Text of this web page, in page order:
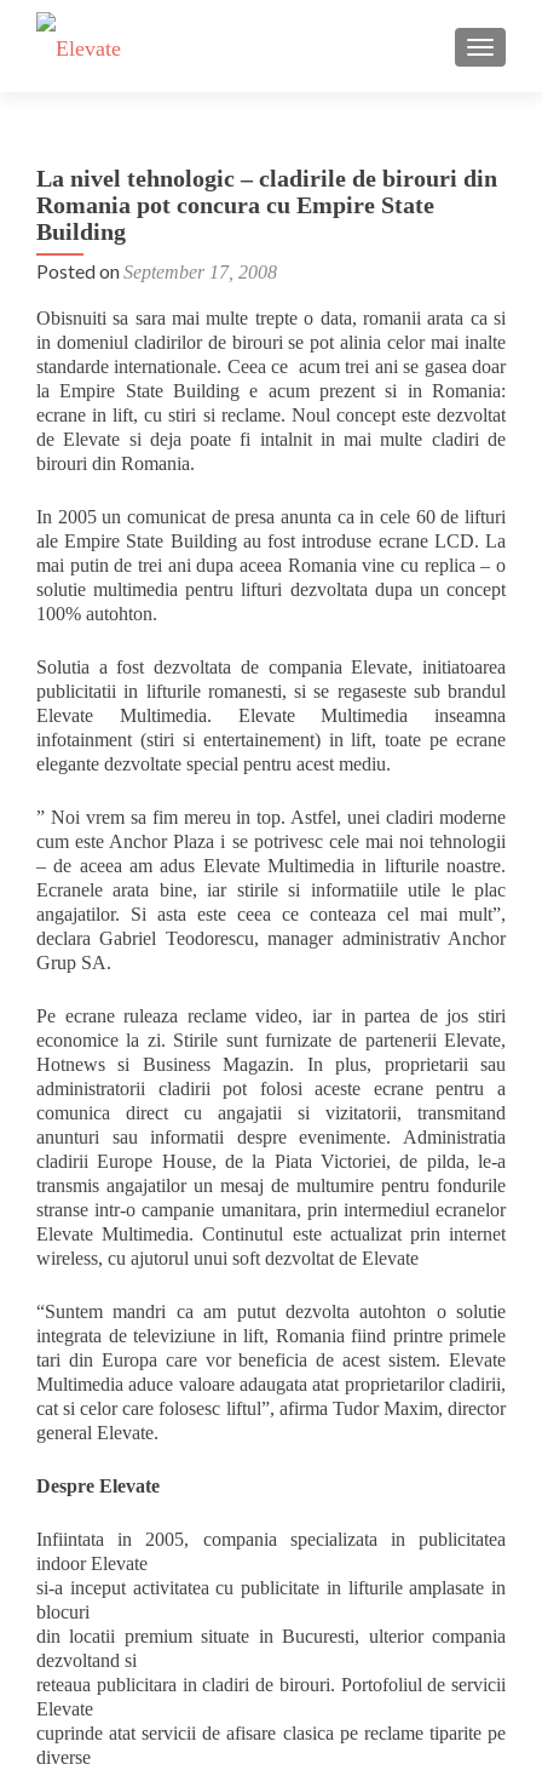
La nivel tehnologic – cladirile de birouri din
Romania pot concura cu Empire State
Building
Posted onSeptember 17, 2008
Obisnuiti sa sara mai multe trepte o data, romanii arata ca si
in domeniul cladirilor de birouri se pot alinia celor mai inalte
standarde internationale. Ceea ce acum trei ani se gasea doar
la Empire State Building e acum prezent si in Romania:
ecrane in lift, cu stiri si reclame. Noul concept este dezvoltat
de Elevate si deja poate fi intalnit in mai multe cladiri de
birouri din Romania.
In 2005 un comunicat de presa anunta ca in cele 60 de lifturi
ale Empire State Building au fost introduse ecrane LCD. La
mai putin de trei ani dupa aceea Romania vine cu replica – o
solutie multimedia pentru lifturi dezvoltata dupa un concept
100% autohton.
Solutia a fost dezvoltata de compania Elevate, initiatoarea
publicitatii in lifturile romanesti, si se regaseste sub brandul
Elevate Multimedia. Elevate Multimedia inseamna
infotainment (stiri si entertainement) in lift, toate pe ecrane
elegante dezvoltate special pentru acest mediu.
” Noi vrem sa fim mereu in top. Astfel, unei cladiri moderne
cum este Anchor Plaza i se potrivesc cele mai noi tehnologii
– de aceea am adus Elevate Multimedia in lifturile noastre.
Ecranele arata bine, iar stirile si informatiile utile le plac
angajatilor. Si asta este ceea ce conteaza cel mai mult”,
declara Gabriel Teodorescu, manager administrativ Anchor
Grup SA.
Pe ecrane ruleaza reclame video, iar in partea de jos stiri
economice la zi. Stirile sunt furnizate de partenerii Elevate,
Hotnews si Business Magazin. In plus, proprietarii sau
administratorii cladirii pot folosi aceste ecrane pentru a
comunica direct cu angajatii si vizitatorii, transmitand
anunturi sau informatii despre evenimente. Administratia
cladirii Europe House, de la Piata Victoriei, de pilda, le-a
transmis angajatilor un mesaj de multumire pentru fondurile
stranse intr-o campanie umanitara, prin intermediul ecranelor
Elevate Multimedia. Continutul este actualizat prin internet
wireless, cu ajutorul unui soft dezvoltat de Elevate
“Suntem mandri ca am putut dezvolta autohton o solutie
integrata de televiziune in lift, Romania fiind printre primele
tari din Europa care vor beneficia de acest sistem. Elevate
Multimedia aduce valoare adaugata atat proprietarilor cladirii,
cat si celor care folosesc liftul”, afirma Tudor Maxim, director
general Elevate.
Despre Elevate
Infiintata in 2005, compania specializata in publicitatea
indoor Elevate
si-a inceput activitatea cu publicitate in lifturile amplasate in
blocuri
din locatii premium situate in Bucuresti, ulterior compania
dezvoltand si
reteaua publicitara in cladiri de birouri. Portofoliul de servicii
Elevate
cuprinde atat servicii de afisare clasica pe reclame tiparite pe
diverse